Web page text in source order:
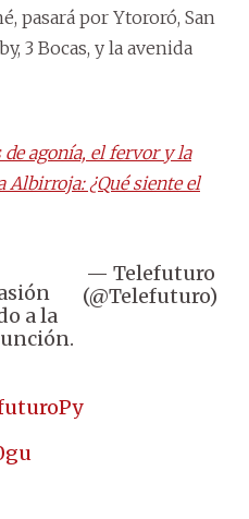
pasará por Ytororó, San
3 Bocas, y la avenida
de agonía, el fervor y la
Albirroja: ¿Qué siente el
a la
— Telefuturo
(@Telefuturo)